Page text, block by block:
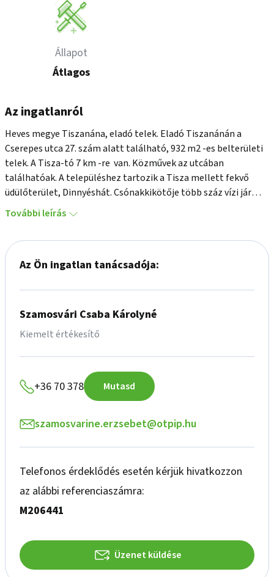
Állapot
Átlagos
Az ingatlanról
Heves megye Tiszanána, eladó telek. Eladó Tiszanánán a
Cserepes utca 27. szám alatt található, 932 m2 -es belterületi
telek. A Tisza-tó 7 km -re  van. Közművek az utcában
találhatóak. A településhez tartozik a Tisza mellett fekvő
üdülőterület, Dinnyéshát. Csónakkikötője több száz vízi jármű
befogadására alkalmas. A kikötő közelében szabad vizű strand
További leírás
Az Ön ingatlan tanácsadója:
Szamosvári Csaba Károlyné
Kiemelt értékesítő
+36 70 378 Mutasd
szamosvarine.erzsebet@otpip.hu
Telefonos érdeklődés esetén kérjük hivatkozzon
az alábbi referenciaszámra:
M206441
Üzenet küldése